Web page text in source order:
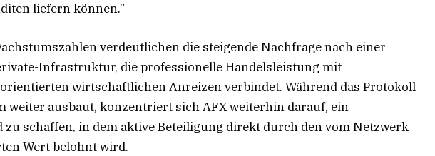
liefern können.”
verdeutlichen die steigende Nachfrage nach einer
Infrastruktur, die professionelle Handelsleistung mit
wirtschaftlichen Anreizen verbindet. Während das Protokoll
weiter ausbaut, konzentriert sich AFX weiterhin darauf, ein
zu schaffen, in dem aktive Beteiligung direkt durch den vom Netzwerk
Wert belohnt wird.